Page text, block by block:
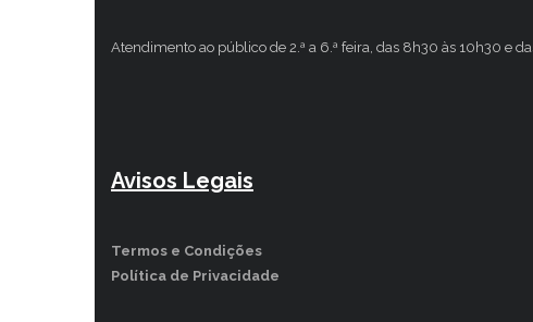
Atendimento ao público de 2.ª a 6.ª feira, das 8h30 às 10h30 e
Avisos Legais
Termos e Condições
Política de Privacidade